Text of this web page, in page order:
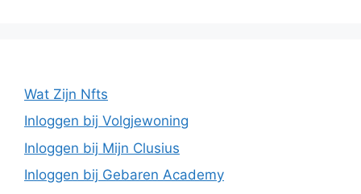
Wat Zijn Nfts
Inloggen bij Volgjewoning
Inloggen bij Mijn Clusius
Inloggen bij Gebaren Academy